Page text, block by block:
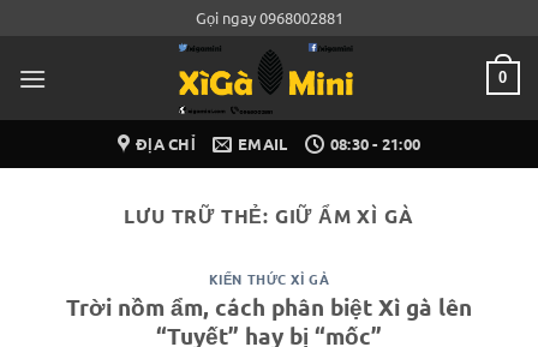
nội
Gọi ngay 0968002881
0
ĐỊA CHỈ EMAIL 08:30 - 21:00
LƯU TRỮ THẺ: GIỮ ẨM XÌ GÀ
KIẾN THỨC XÌ GÀ
Trời nồm ẩm, cách phân biệt Xì gà lên
“Tuyết” hay bị “mốc”